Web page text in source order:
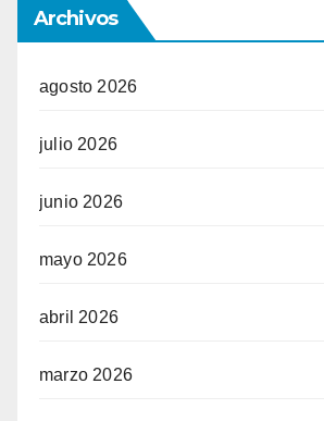
Archivos
agosto 2026
julio 2026
junio 2026
mayo 2026
abril 2026
marzo 2026